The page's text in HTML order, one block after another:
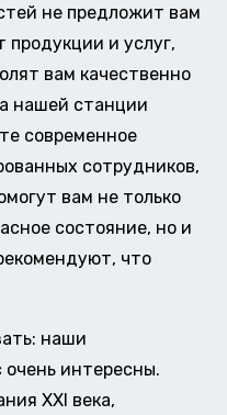
не предложит вам
и услуг,
вам качественно
нашей станции
современное
сотрудников,
вам не только
состояние, но и
что
наши
интересны.
XXI века,